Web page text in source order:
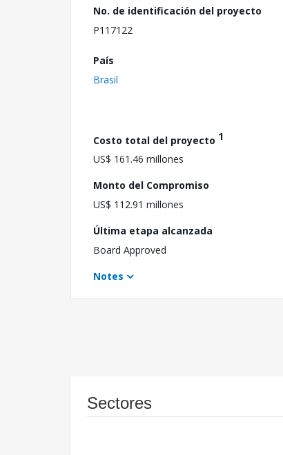
No. de identificación del proyecto
P117122
País
Brasil
Costo total del proyecto 1
US$ 161.46 millones
Monto del Compromiso
US$ 112.91 millones
Última etapa alcanzada
Board Approved
Notes
Sectores